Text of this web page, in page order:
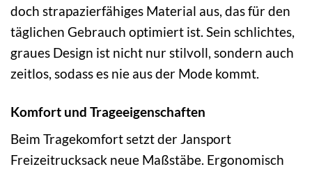
doch strapazierfähiges Material aus, das für den
täglichen Gebrauch optimiert ist. Sein schlichtes,
graues Design ist nicht nur stilvoll, sondern auch
zeitlos, sodass es nie aus der Mode kommt.
Komfort und Trageeigenschaften
Beim Tragekomfort setzt der Jansport
Freizeitrucksack neue Maßstäbe. Ergonomisch